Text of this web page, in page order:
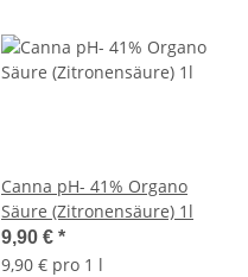
Canna pH- 41% Organo
Säure (Zitronensäure) 1l
9,90 € *
9,90 € pro 1 l